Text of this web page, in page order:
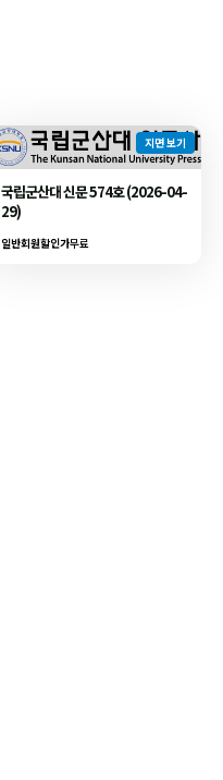
지면 보기
국립군산대 신문 574호 (2026-04-
29)
일반회원할인가무료